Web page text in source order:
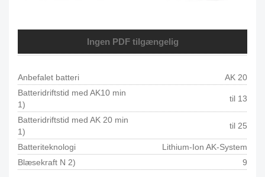
Ingen PDF tilgængelig
Anbefalet batteri
AK 20
Batteridriftstid med AK10 min
1)
til 13
Batteridriftstid med AK 20 min
1)
til 25
Batteriteknologi
Lithium-Ion AK-System
Blæsekraft N 2)
9